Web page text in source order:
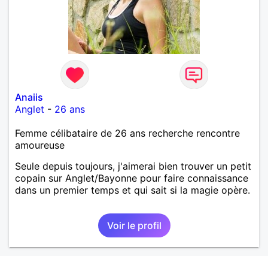
Anaiis
Anglet - 26 ans
Femme célibataire de 26 ans recherche rencontre
amoureuse
Seule depuis toujours, j'aimerai bien trouver un petit
copain sur Anglet/Bayonne pour faire connaissance
dans un premier temps et qui sait si la magie opère.
Voir le profil